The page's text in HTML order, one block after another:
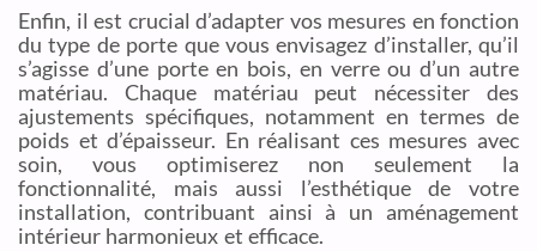
Enfin, il est crucial d’adapter vos mesures en fonction
du type de porte que vous envisagez d’installer, qu’il
s’agisse d’une porte en bois, en verre ou d’un autre
matériau. Chaque matériau peut nécessiter des
ajustements spécifiques, notamment en termes de
poids et d’épaisseur. En réalisant ces mesures avec
soin, vous optimiserez non seulement la
fonctionnalité, mais aussi l’esthétique de votre
installation, contribuant ainsi à un aménagement
intérieur harmonieux et efficace.